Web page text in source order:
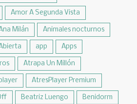
Amor A Segunda Vista
Milán Animales nocturnos
app Apps
Atrapa Un Millón
AtresPlayer Premium
Beatriz Luengo Benidorm